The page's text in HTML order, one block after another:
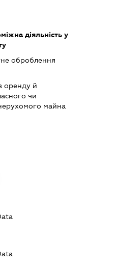
діяльність у
оброблення
оренду й
чи
майна